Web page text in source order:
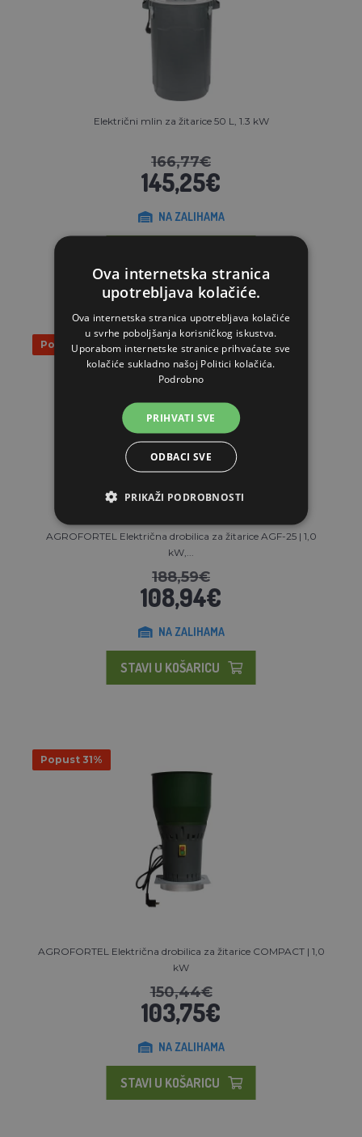
Električni mlin za žitarice 50 L, 1.3 kW
166,77€
145,25€
NA ZALIHAMA
Popust 42%
AGROFORTEL Električna drobilica za žitarice AGF-25 | 1,0
kW,...
188,59€
108,94€
NA ZALIHAMA
STAVI U KOŠARICU
Popust 31%
AGROFORTEL Električna drobilica za žitarice COMPACT | 1,0
kW
150,44€
103,75€
NA ZALIHAMA
STAVI U KOŠARICU
Ova internetska stranica
upotrebljava kolačiće.
Ova internetska stranica upotrebljava kolačiće
u svrhe poboljšanja korisničkog iskustva.
Uporabom internetske stranice prihvaćate sve
kolačiće sukladno našoj Politici kolačića.
Podrobno
PRIHVATI SVE
ODBACI SVE
PRIKAŽI PODROBNOSTI